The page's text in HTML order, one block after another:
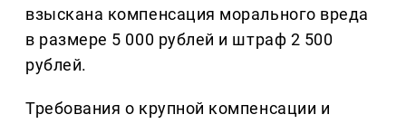
взыскана компенсация морального вреда
в размере 5 000 рублей и штраф 2 500
рублей.
Требования о крупной компенсации и